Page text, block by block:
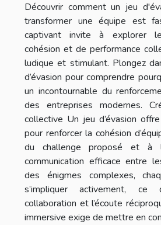
Découvrir comment un jeu
transformer une équipe est
captivant invite à explorer
cohésion et de performance
ludique et stimulant. Plongez
d’évasion pour comprendre
un incontournable du
des entreprises modernes.
collective Un jeu d’évasion
pour renforcer la cohésion
du challenge proposé et à
communication efficace entre
des énigmes complexes,
s’impliquer activement,
collaboration et l’écoute
immersive exige de mettre en